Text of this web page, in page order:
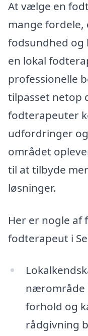
At vælge en
mange
fodsundhed
en lokal
professionelle
tilpasset netop
fodterapeuter
udfordringer
området
til at tilbyde
løsninger.
Her er nogle af
fodterapeut i
nærområde
forhold og
rådgivning